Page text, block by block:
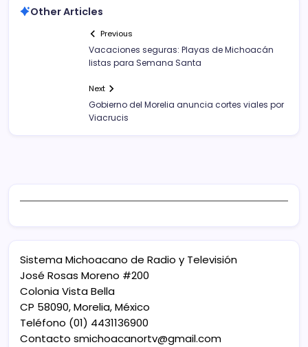
Other Articles
Previous
Vacaciones seguras: Playas de Michoacán
listas para Semana Santa
Next
Gobierno del Morelia anuncia cortes viales por
Viacrucis
Sistema Michoacano de Radio y Televisión
José Rosas Moreno #200
Colonia Vista Bella
CP 58090, Morelia, México
Teléfono (01) 4431136900
Contacto smichoacanortv@gmail.com